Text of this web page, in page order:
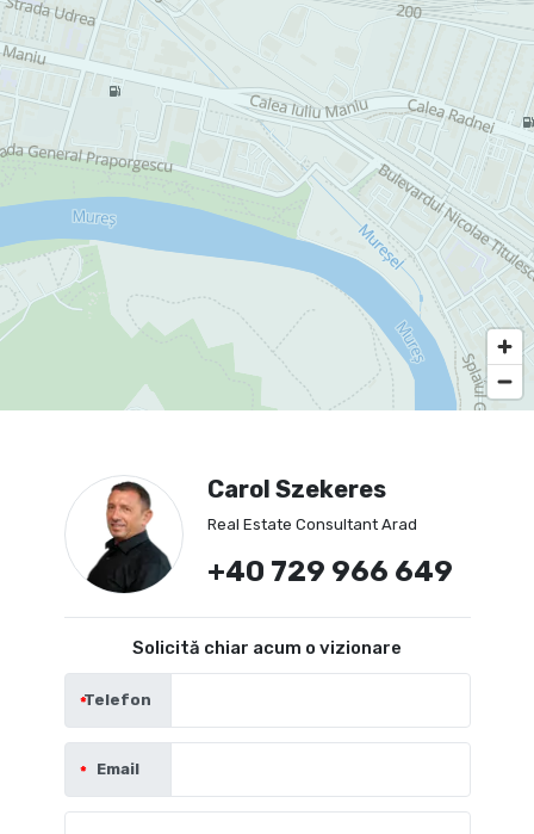
Carol Szekeres
Real Estate Consultant Arad
+40 729 966 649
Solicită chiar acum o vizionare
Telefon
Email